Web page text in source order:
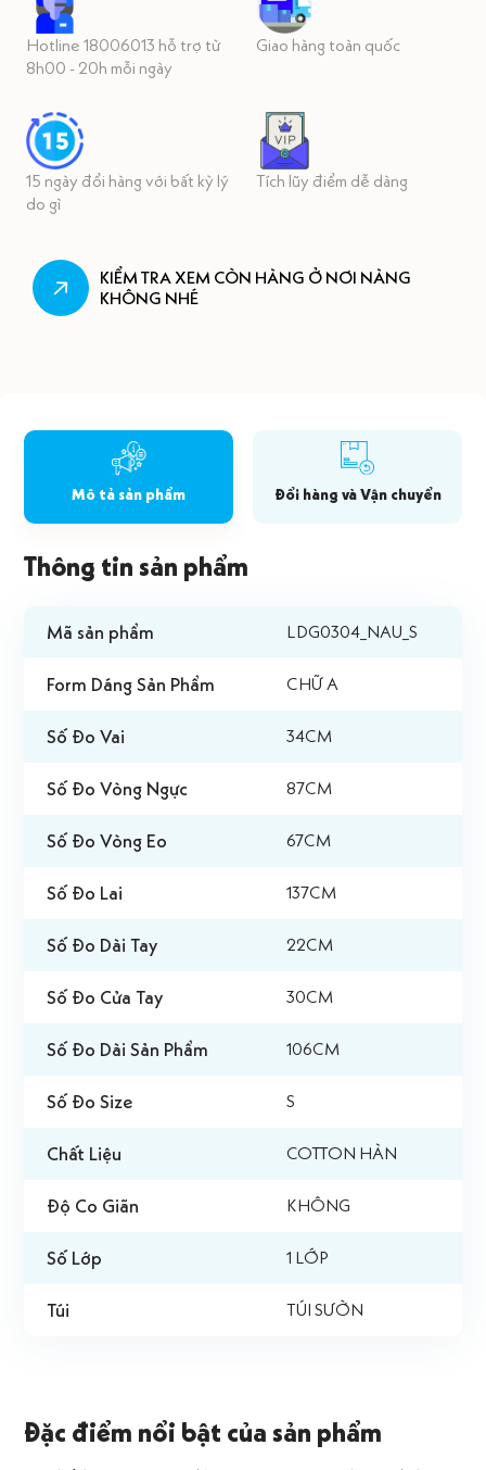
Hotline 18006013 hỗ trợ từ
8h00 - 20h mỗi ngày
Giao hàng toàn quốc
15 ngày đổi hàng với bất kỳ lý
do gì
Tích lũy điểm dễ dàng
KIỂM TRA XEM CÒN HÀNG Ở NƠI NÀNG
KHÔNG NHÉ
Mô tả sản phẩm Đổi hàng và Vận chuyển
Thông tin sản phẩm
Mã sản phẩm LDG0304_NAU_S
Form Dáng Sản Phẩm CHỮ A
Số Đo Vai 34CM
Số Đo Vòng Ngực 87CM
Số Đo Vòng Eo 67CM
Số Đo Lai 137CM
Số Đo Dài Tay 22CM
Số Đo Cửa Tay 30CM
Số Đo Dài Sản Phẩm 106CM
Số Đo Size S
Chất Liệu COTTON HÀN
Độ Co Giãn KHÔNG
Số Lớp 1 LỚP
Túi TÚI SƯỜN
Đặc điểm nổi bật của sản phẩm